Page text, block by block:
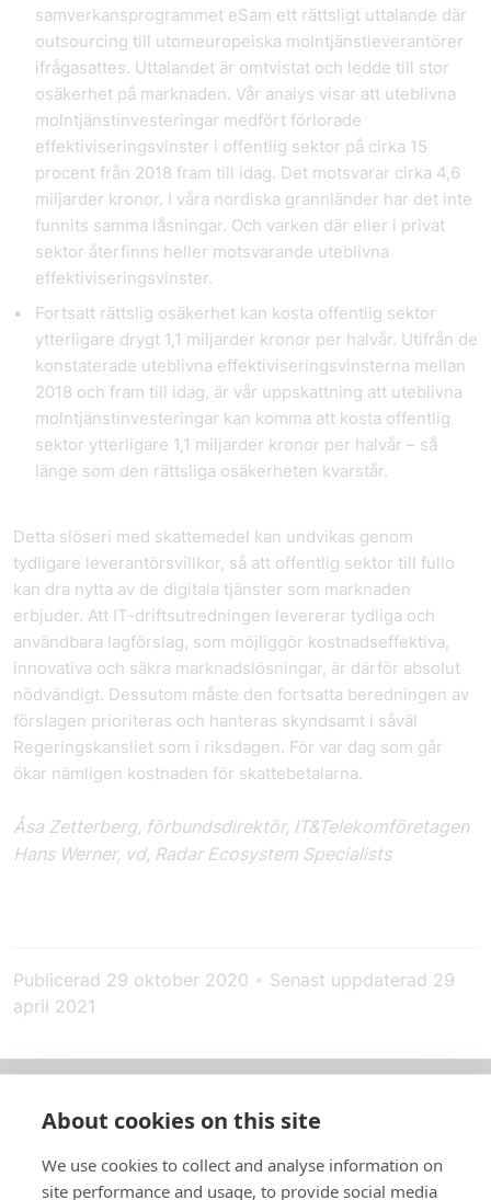
samverkansprogrammet eSam ett rättsligt uttalande där
outsourcing till utomeuropeiska molntjänstleverantörer
ifrågasattes. Uttalandet är omtvistat och ledde till stor
osäkerhet på marknaden. Vår analys visar att uteblivna
molntjänstinvesteringar medfört förlorade
effektiviseringsvinster i offentlig sektor på cirka 15
procent från 2018 fram till idag. Det motsvarar cirka 4,6
miljarder kronor. I våra nordiska grannländer har det inte
funnits samma låsningar. Och varken där eller i privat
sektor återfinns heller motsvarande uteblivna
effektiviseringsvinster.
Fortsatt rättslig osäkerhet kan kosta offentlig sektor
ytterligare drygt 1,1 miljarder kronor per halvår. Utifrån de
konstaterade uteblivna effektiviseringsvinsterna mellan
2018 och fram till idag, är vår uppskattning att uteblivna
molntjänstinvesteringar kan komma att kosta offentlig
sektor ytterligare 1,1 miljarder kronor per halvår – så
länge som den rättsliga osäkerheten kvarstår.
Detta slöseri med skattemedel kan undvikas genom
tydligare leverantörsvillkor, så att offentlig sektor till fullo
kan dra nytta av de digitala tjänster som marknaden
erbjuder. Att IT-driftsutredningen levererar tydliga och
användbara lagförslag, som möjliggör kostnadseffektiva,
innovativa och säkra marknadslösningar, är därför absolut
nödvändigt. Dessutom måste den fortsatta beredningen av
förslagen prioriteras och hanteras skyndsamt i såväl
Regeringskansliet som i riksdagen. För var dag som går
ökar nämligen kostnaden för skattebetalarna.
Åsa Zetterberg, förbundsdirektör, IT&Telekomföretagen
Hans Werner, vd, Radar Ecosystem Specialists
Publicerad 29 oktober 2020 • Senast uppdaterad 29
april 2021
In English
About cookies on this site
We use cookies to collect and analyse information on
site performance and usage, to provide social media